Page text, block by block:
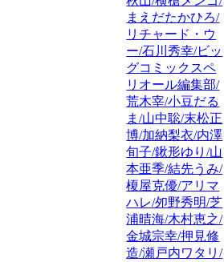
まえだたかひろ/
リチャード・ウ
ー/石川秀幸/ビッ
グコミックスペ
リオール編集部/
荒木宰/小豆だる
ま/山中聡/末松正
博/加納梨衣/内澤
旬子/鍬形ゆり/山
本亜季/結先うみ/
榎屋克優/アリマ
ハレ/夘野秀明/芝
浦晴海/木村恵之/
金城宗幸/押見修
造/瀬戸内ワタリ/